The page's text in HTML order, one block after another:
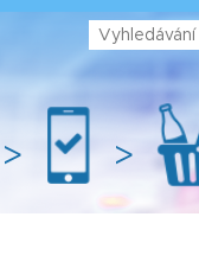
> >